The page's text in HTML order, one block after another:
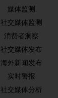
媒体监测
社交媒体监测
消费者洞察
社交媒体发布
海外新闻发布
实时警报
社交媒体分析